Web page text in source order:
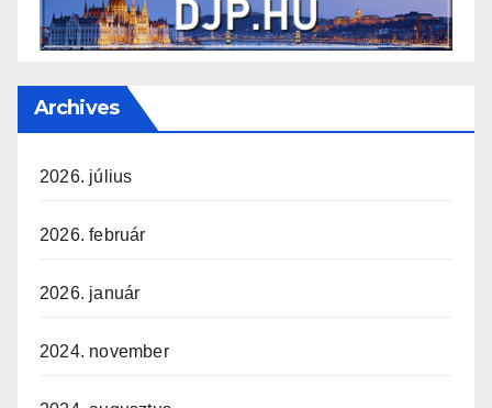
Archives
2026. július
2026. február
2026. január
2024. november